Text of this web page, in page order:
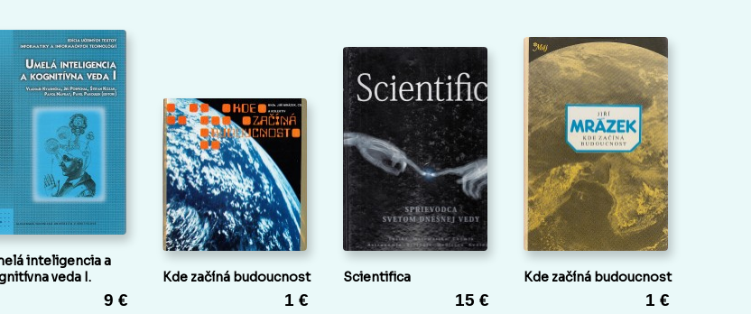
inteligencia a
veda I.
9 €
Kde začíná budoucnost
1 €
Scientifica
15 €
Kde začíná budoucnost
1 €